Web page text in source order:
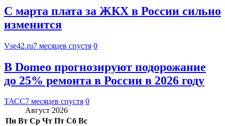
С марта плата за ЖКХ в России сильно
изменится
Vse42.ru7 месяцев спустя 0
В Domeo прогнозируют подорожание
до 25% ремонта в России в 2026 году
ТАСС7 месяцев спустя 0
Август 2026
Пн Вт Ср Чт Пт Сб Вс